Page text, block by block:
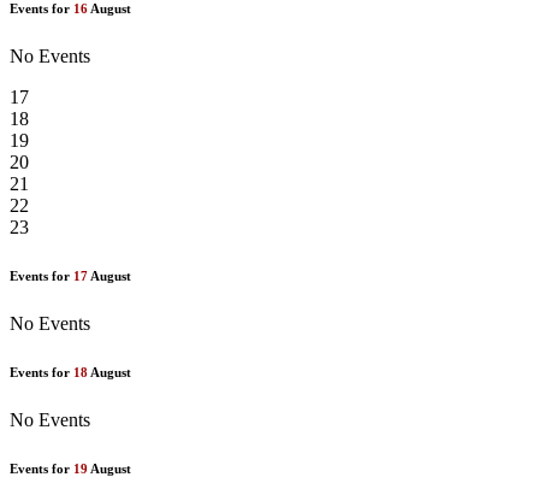
Events for 16 August
No Events
17
18
19
20
21
22
23
Events for 17 August
No Events
Events for 18 August
No Events
Events for 19 August